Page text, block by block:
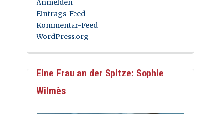
Anmelden
Eintrags-Feed
Kommentar-Feed
WordPress.org
Eine Frau an der Spitze: Sophie
Wilmès